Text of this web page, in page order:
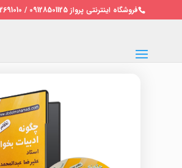
فروشگاه اینترنتی پرواز 09128501125 / 02122691010